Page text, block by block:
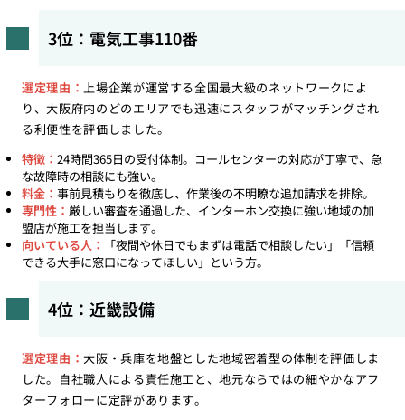
3位：電気工事110番
選定理由： 上場企業が運営する全国最大級のネットワークによ
り、大阪府内のどのエリアでも迅速にスタッフがマッチングされ
る利便性を評価しました。
特徴： 24時間365日の受付体制。コールセンターの対応が丁寧で、急
な故障時の相談にも強い。
料金： 事前見積もりを徹底し、作業後の不明瞭な追加請求を排除。
専門性： 厳しい審査を通過した、インターホン交換に強い地域の加
盟店が施工を担当します。
向いている人：
「夜間や休日でもまずは電話で相談したい」「信頼
できる大手に窓口になってほしい」という方。
4位：近畿設備
選定理由：大阪・兵庫を地盤とした地域密着型の体制を評価しま
した。自社職人による責任施工と、地元ならではの細やかなアフ
ターフォローに定評があります。